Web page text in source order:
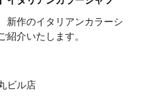
新作のイタリアンカラーシ
紹介いたします。
ビル店